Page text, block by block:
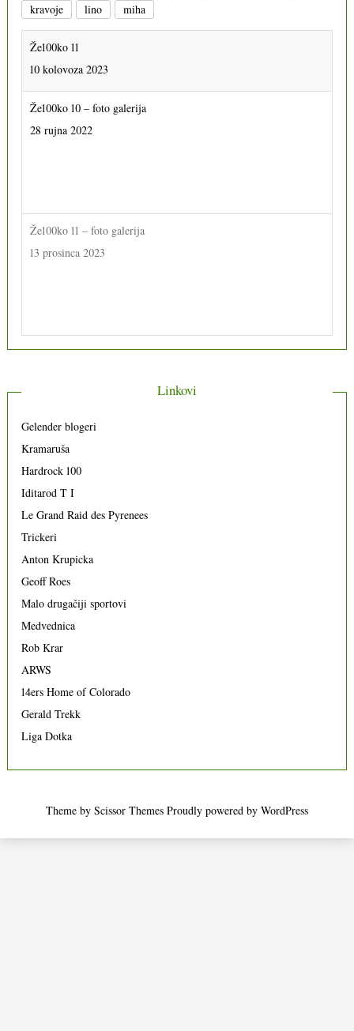
kravoje
lino miha
Že100ko 11
10 kolovoza 2023
Že100ko 10 – foto galerija
28 rujna 2022
Že100ko 11 – foto galerija
13 prosinca 2023
Linkovi
Gelender blogeri
Kramaruša
Hardrock 100
Iditarod T I
Le Grand Raid des Pyrenees
Trickeri
Anton Krupicka
Geoff Roes
Malo drugačiji sportovi
Medvednica
Rob Krar
ARWS
14ers Home of Colorado
Gerald Trekk
Liga Dotka
Theme by Scissor Themes Proudly powered by WordPress